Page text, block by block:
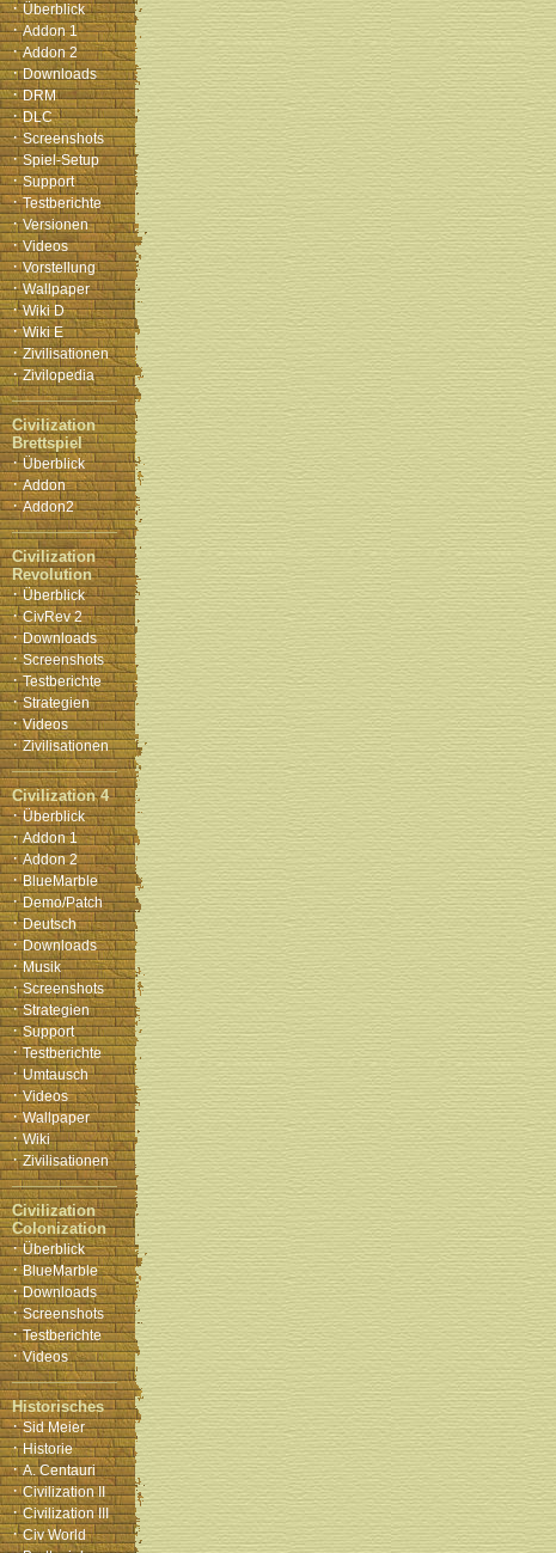
·Überblick
·Addon 1
·Addon 2
·Downloads
·DRM
·DLC
·Screenshots
·Spiel-Setup
·Support
·Testberichte
·Versionen
·Videos
·Vorstellung
·Wallpaper
·Wiki D
·Wiki E
·Zivilisationen
·Zivilopedia
Civilization
Brettspiel
·Überblick
·Addon
·Addon2
Civilization
Revolution
·Überblick
·CivRev 2
·Downloads
·Screenshots
·Testberichte
·Strategien
·Videos
·Zivilisationen
Civilization 4
·Überblick
·Addon 1
·Addon 2
·BlueMarble
·Demo/Patch
·Deutsch
·Downloads
·Musik
·Screenshots
·Strategien
·Support
·Testberichte
·Umtausch
·Videos
·Wallpaper
·Wiki
·Zivilisationen
Civilization
Colonization
·Überblick
·BlueMarble
·Downloads
·Screenshots
·Testberichte
·Videos
Historisches
·Sid Meier
·Historie
·A. Centauri
·Civilization II
·Civilization III
·Civ World